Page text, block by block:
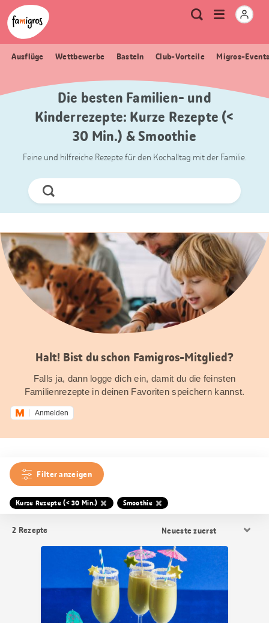
Sprungmarken
Navigation
Header
Logo
Meta
Navigation
Suche
Menu
öffnen
Ausflüge Wettbewerbe Basteln Club-Vorteile Migros-
Die besten Familien- und
Kinderrezepte: Kurze Rezepte (<
30 Min.) & Smoothie
Feine und hilfreiche Rezepte für den Kochalltag mit der Familie.
Jetzt
Suchen
Halt! Bist du schon Famigros-Mitglied?
Falls ja, dann logge dich ein, damit du die feinsten
Familienrezepte in deinen Favoriten speichern kannst.
Anmelden
Filter anzeigen
Kurze Rezepte (< 30 Min.) Smoothie
2 Rezepte
Sortierung